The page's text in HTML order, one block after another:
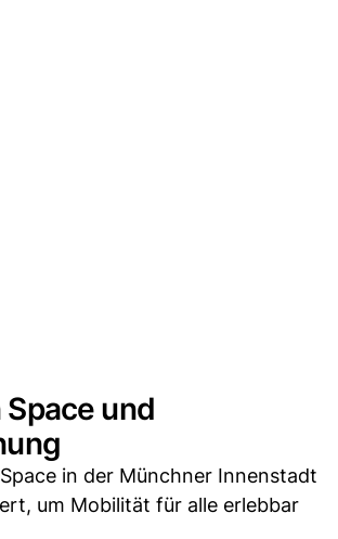
Space und
in der Münchner Innenstadt
um Mobilität für alle erlebbar